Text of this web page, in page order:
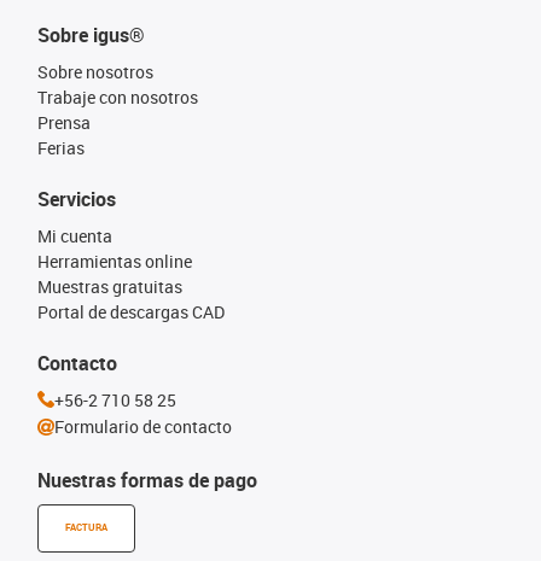
Sobre igus®
Sobre nosotros
Trabaje con nosotros
Prensa
Ferias
Nuestras formas de pago
FACTURA
Servicios
Mi cuenta
Herramientas online
Muestras gratuitas
Portal de descargas CAD
Contacto
+56-2 710 58 25
Formulario de contacto